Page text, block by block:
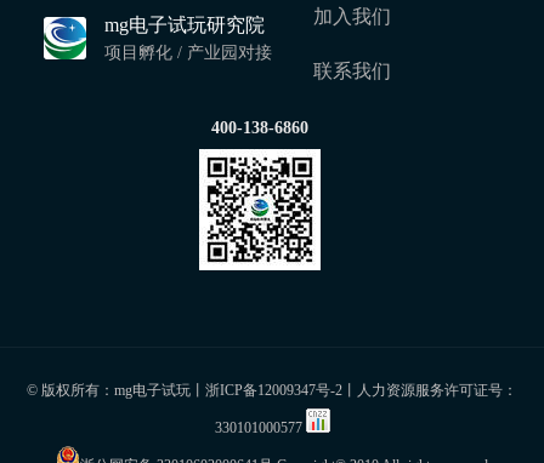
mg电子试玩研究院
项目孵化 / 产业园对接
加入我们
联系我们
400-138-6860
© 版权所有：mg电子试玩丨 浙ICP备12009347号-2 丨人力资源服务许可证号：
330101000577